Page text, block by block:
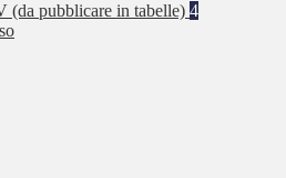
(da pubblicare in tabelle) 4